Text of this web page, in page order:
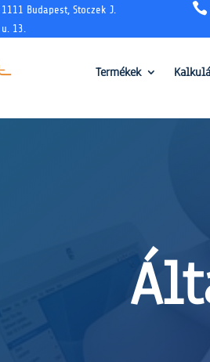
1111 Budapest, Stoczek J.
u. 13.

Termékek